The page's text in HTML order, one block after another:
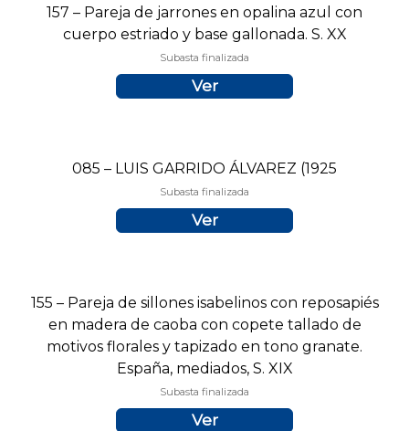
157 – Pareja de jarrones en opalina azul con
cuerpo estriado y base gallonada. S. XX
Subasta finalizada
Ver
085 – LUIS GARRIDO ÁLVAREZ (1925
Subasta finalizada
Ver
155 – Pareja de sillones isabelinos con reposapiés
en madera de caoba con copete tallado de
motivos florales y tapizado en tono granate.
España, mediados, S. XIX
Subasta finalizada
Ver